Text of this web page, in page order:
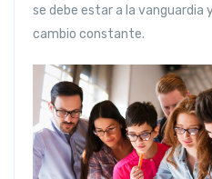
se debe estar a la vanguardia
cambio constante.